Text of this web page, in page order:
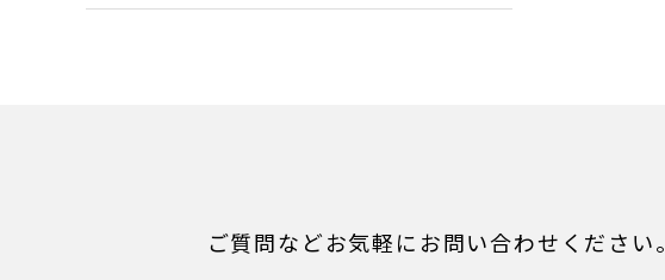
ご質問などお気軽にお問い合わせください。